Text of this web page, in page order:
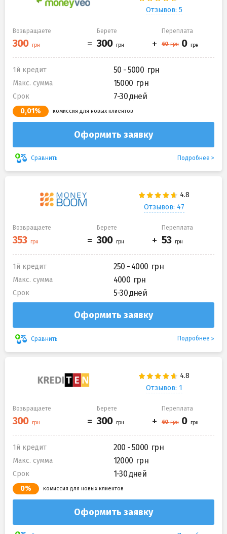
Отзывов: 5
Возвращаете Берете Переплата
1й кредит 50 - 5000
Макс. сумма 15000
Срок 7-30 дней
0,01% комиссия для новых клиентов
Оформить заявку
Сравнить Подробнее
Отзывов: 47
Возвращаете Берете Переплата
1й кредит 250 - 4000
Макс. сумма 4000
Срок 5-30 дней
Оформить заявку
Сравнить Подробнее
Отзывов: 1
Возвращаете Берете Переплата
1й кредит 200 - 5000
Макс. сумма 12000
Срок 1-30 дней
0% комиссия для новых клиентов
Оформить заявку